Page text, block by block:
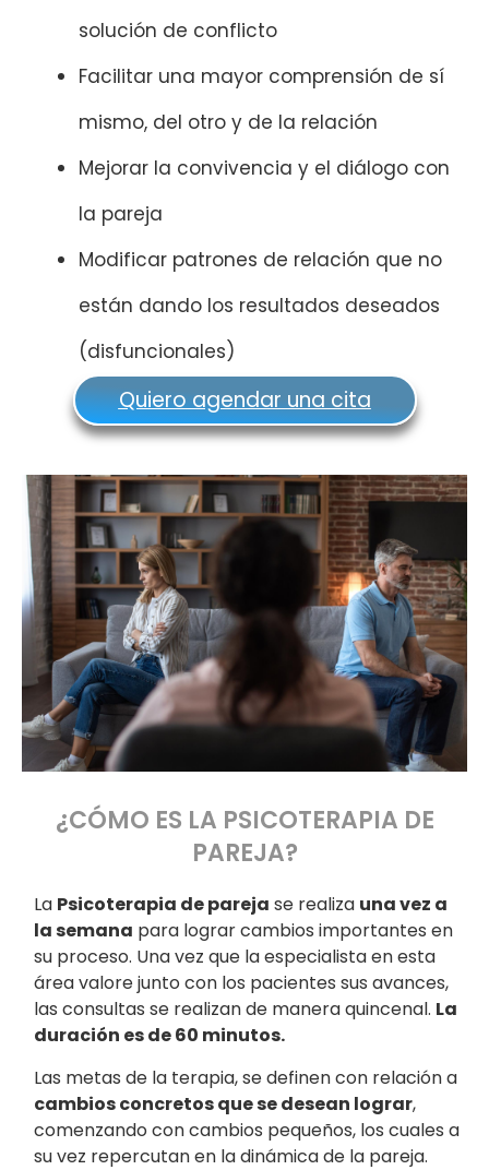
solución de conflicto
Facilitar una mayor comprensión de sí
mismo, del otro y de la relación
Mejorar la convivencia y el diálogo con
la pareja
Modificar patrones de relación que no
están dando los resultados deseados
(disfuncionales)
Quiero agendar una cita
¿CÓMO ES LA PSICOTERAPIA DE
PAREJA?
La Psicoterapia de pareja se realiza una vez a
la semana para lograr cambios importantes en
su proceso. Una vez que la especialista en esta
área valore junto con los pacientes sus avances,
las consultas se realizan de manera quincenal. La
duración es de 60 minutos.
Las metas de la terapia, se definen con relación a
cambios concretos que se desean lograr,
comenzando con cambios pequeños, los cuales a
su vez repercutan en la dinámica de la pareja.